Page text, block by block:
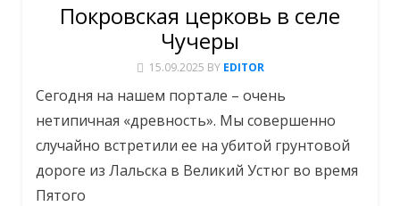
Покровская церковь в селе
Чучеры
15.09.2025 BY EDITOR
Сегодня на нашем портале – очень
нетипичная «древность». Мы совершенно
случайно встретили ее на убитой грунтовой
дороге из Лальска в Великий Устюг во время
Пятого